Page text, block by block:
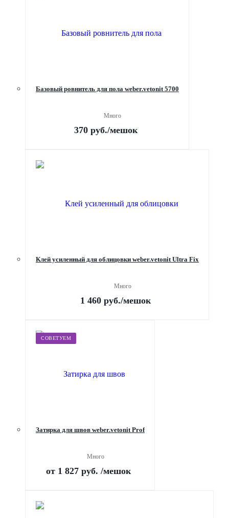
Базовый ровнитель для пола weber.vetonit 5700
Много
370руб./мешок
Клей усиленный для облицовки weber.vetonit Ultra Fix
Много
1 460 руб./мешок
СОВЕТУЕМ
Затирка для швов weber.vetonit Prof
Много
от 1 827 руб. /мешок